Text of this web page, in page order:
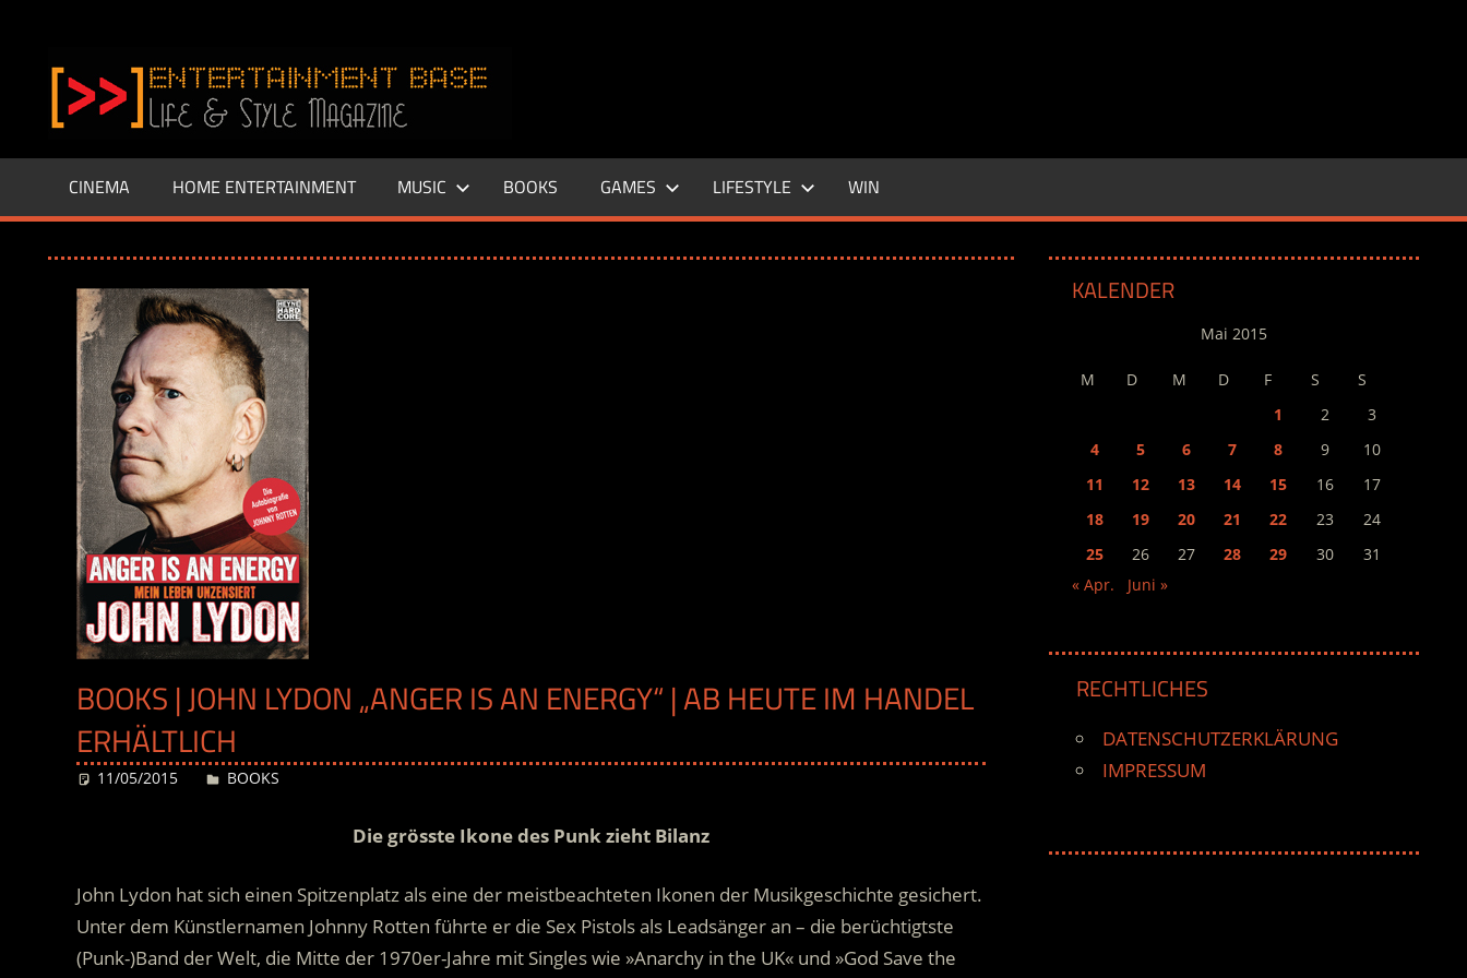
springen
–
LIFE
Base.de
CINEMA HOME ENTERTAINMENT MUSIC BOOKS GAMES LIFESTYLE WIN
BOOKS | JOHN LYDON „ANGER IS AN ENERGY“ | AB HEUTE IM HANDEL
ERHÄLTLICH
11/05/2015 Desiree
BOOKS
Die grösste Ikone des Punk zieht Bilanz
John Lydon hat sich einen Spitzenplatz als eine der meistbeachteten Ikonen der Musikgeschichte gesichert.
Unter dem Künstlernamen Johnny Rotten führte er die Sex Pistols als Leadsänger an – die berüchtigtste
(Punk-)Band der Welt, die Mitte der 1970er-Jahre mit Singles wie »Anarchy in the UK« und »God Save the
KALENDER
Mai 2015
M D M D F S
S
1
2
3
4
5 6 7 8 9
10
11
12 13 14 15 16
17
18
19 20 21 22 23
24
25
26 27 28 29 30
31
« Apr.
Juni »
RECHTLICHES
DATENSCHUTZERKLÄRUNG
IMPRESSUM